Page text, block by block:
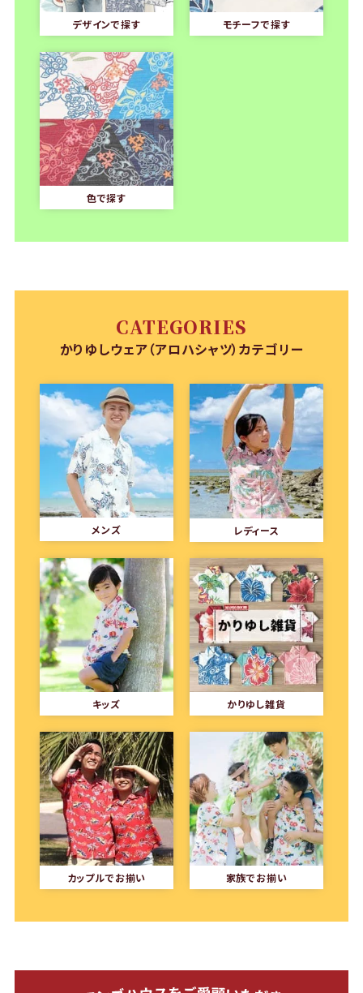
デザインで探す モチーフで探す
色で探す
CATEGORIES
かりゆしウェア（アロハシャツ）カテゴリー
メンズ レディース
キッズ かりゆし雑貨
カップルでお揃い 家族でお揃い